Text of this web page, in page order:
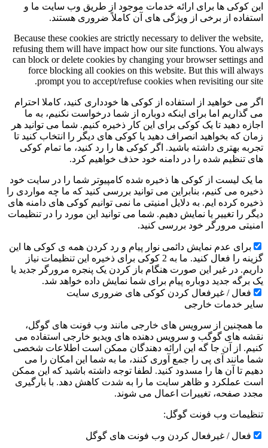
این کوکی ها برای ارائه خدمات موجود از طریق وب سایت ما و
استفاده از برخی از ویژگی های آن کاملاً ضروری هستند.
Because these cookies are strictly necessary to deliver the website,
refusing them will have impact how our site functions. You always
can block or delete cookies by changing your browser settings and
force blocking all cookies on this website. But this will always
prompt you to accept/refuse cookies when revisiting our site.
اگر می خواهید از استفاده از کوکی ها خودداری کنید، کاملا احترام
می گذاریم اما برای اینکه دوباره از شما درخواست نکنیم، به ما
اجازه دهید تا یک کوکی برای این کار ذخیره کنیم. شما می توانید هر
زمان که بخواهید انصراف دهید یا کوکی های دیگر را انتخاب کنید تا
تجربه بهتری داشته باشید. اگر کوکی ها را رد کنید، ما تمام کوکی
های تنظیم شده را در دامنه خود حذف خواهیم کرد.
ما یک لیست از کوکی ها ذخیره شده کامپیوتر شما را در سایت خود
ذخیره می کنیم، بنابراین می توانید بررسی کنید که ما چه مواردی را
ذخیره کرده ایم. به دلایل امنیتی ما نمی توانیم کوکی های دامنه های
دیگر را تغییر یا نمایش دهیم. شما می توانید این مورد را در تنظیمات
امنیتی مرورگر خود بررسی کنید.
برای عدم نمایش دائمی نوار پیام و رد کردن همه ی کوکی ها این
گزینه را فعال کنید. ما به 2 کوکی برای ذخیره این تنظیمات نیاز
داریم. در غیر این صورت هنگام باز کردن یک پنجره مرورگر جدید یا
یک برگه جدید دوباره پیام برای شما نمایش داده خواهد شد.
فعال / غیرفعال کردن کوکی های ضروری سایت
سایر خدمات خارجی
ما همچنین از سرویس های خارجی مانند وب فونت های گوگل،
نقشه های گوگب و سرویس دهنده های ویدیو خارجی استفاده می
کنیم. از آن جا گه این ارائه دهندگان ممکن است اطلاعات شخصی
شما مانند آی پی را جمع آوری کنند، ما به شما این امکان را می
دهیم تا آن ها را مسدود کنید. لطفا توجه داشته باشید که این ممکن
است عملکرد و ظاهر سایت ما را به شدت کاهش دهد. با بارگیری
مجدد صفحه، تغییرات اعمال می شوند.
تنظیمات وب فونت گوگل:
فعال / غیرفعال کردن وب فونت های گوگل